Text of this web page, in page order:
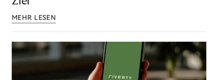
MEHR LESEN